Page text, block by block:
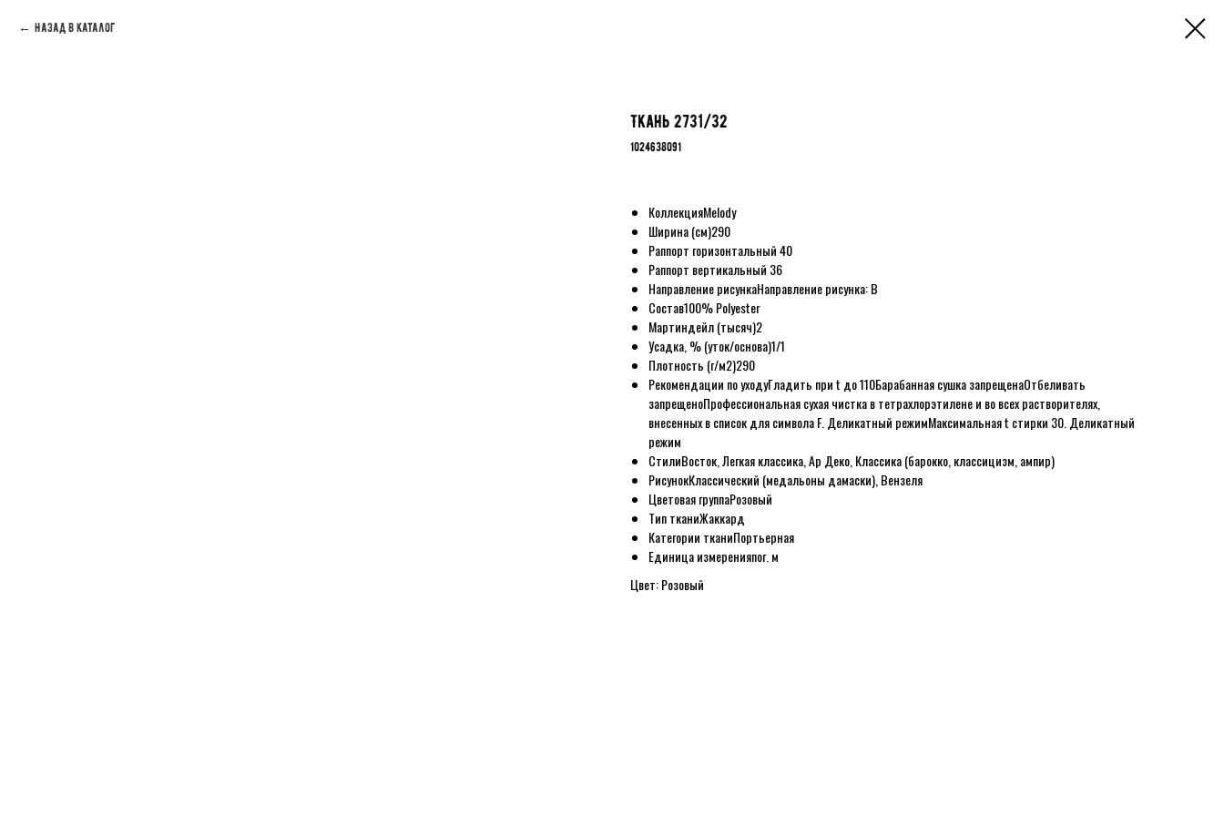
Назад в каталог
Ткань 2731/32
1024638091
КоллекцияMelody
Ширина (см)290
Раппорт горизонтальный40
Раппорт вертикальный 36
Направление рисункаНаправление рисунка: B
Состав100% Polyester
Мартиндейл (тысяч)2
Усадка, % (уток/основа)1/1
Плотность (г/м2)290
Рекомендации по уходуГладить при t до 110Барабанная сушка запрещенаОтбеливать
запрещеноПрофессиональная сухая чистка в тетрахлорэтилене и во всех растворителях,
внесенных в список для символа F. Деликатный режимМаксимальная t стирки 30. Деликатный
режим
СтилиВосток, Легкая классика, Ар Деко, Классика (барокко, классицизм, ампир)
РисунокКлассический (медальоны дамаски), Вензеля
Цветовая группаРозовый
Тип тканиЖаккард
Категории тканиПортьерная
Единица измеренияпог. м
Цвет: Розовый